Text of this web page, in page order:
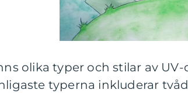
olika typer och stilar av
typerna inkluderar